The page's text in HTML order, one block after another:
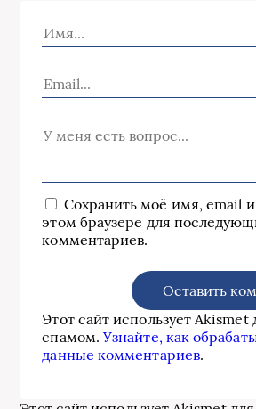
Сохранить моё имя, email и
этом браузере для
комментариев.
Этот сайт использует Akismet
спамом.Узнайте, как
данные комментариев.